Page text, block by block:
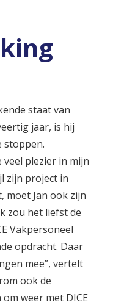
staat van
jaar, is hij
stoppen.
veel plezier in mijn
zijn project in
moet Jan ook zijn
zou het liefst de
Vakpersoneel
opdracht. Daar
mee”, vertelt
ook de
weer met DICE